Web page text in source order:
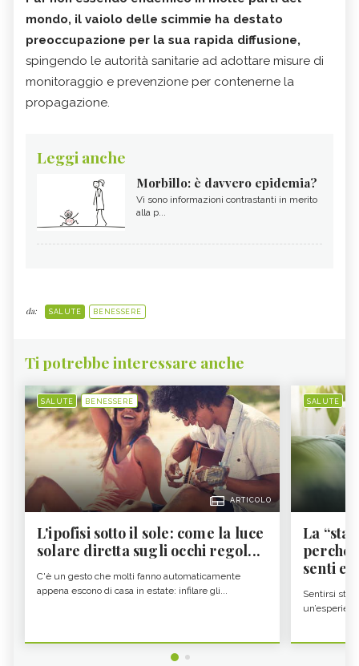
mondo, il vaiolo delle scimmie ha destato
preoccupazione per la sua rapida diffusione,
spingendo le autorità sanitarie ad adottare misure di
monitoraggio e prevenzione per contenerne la
propagazione.
Leggi anche
Morbillo: è davvero epidemia?
Vi sono informazioni contrastanti in merito
alla p...
da: SALUTE BENESSERE
Ti potrebbe interessare anche
SALUTE BENESSERE
ARTICOLO
L'ipofisi sotto il sole: come la luce
solare diretta sugli occhi regol...
C'è un gesto che molti fanno automaticamente
appena escono di casa in estate: infilare gli...
SALUTE
La
perché
senti
Sentirsi